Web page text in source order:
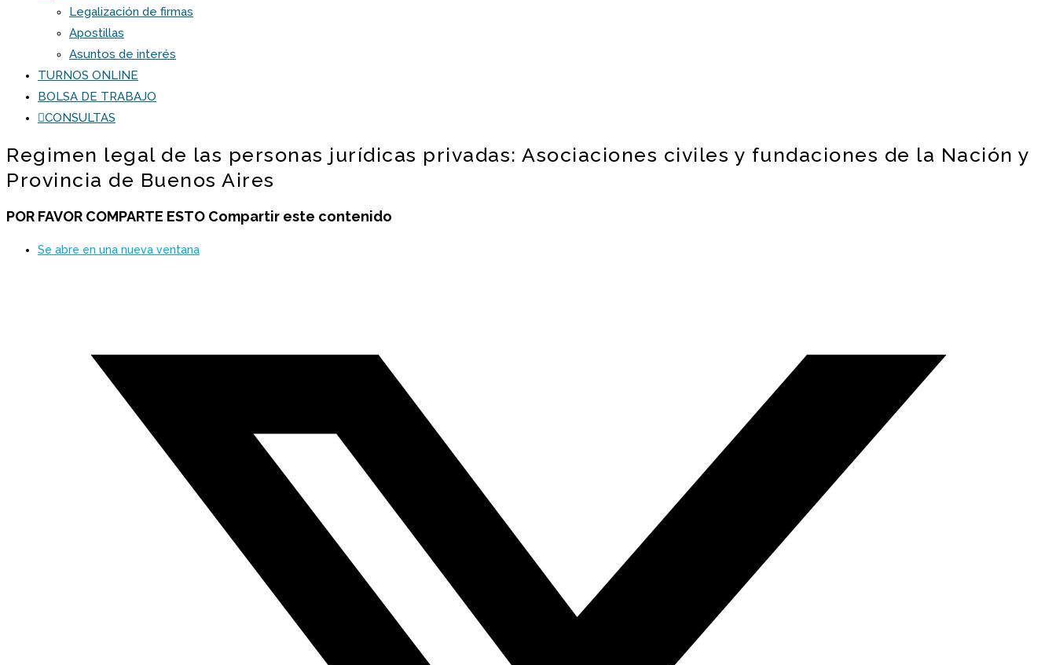
Legalización de firmas
Apostillas
Asuntos de interés
TURNOS ONLINE
BOLSA DE TRABAJO
CONSULTAS
Regimen legal de las personas jurídicas privadas: Asociaciones civiles y fundaciones de la Nación y
Provincia de Buenos Aires
POR FAVOR COMPARTE ESTO Compartir este contenido
Se abre en una nueva ventana